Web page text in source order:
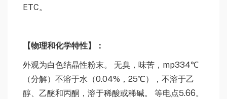
ETC。
【物理和化学特性】：
外观为白色结晶性粉末。 无臭，味苦，mp334℃
（分解）不溶于水（0.04%，25℃），不溶于乙
醇、乙醚和丙酮，溶于稀酸或稀碱。 等电点5.66。